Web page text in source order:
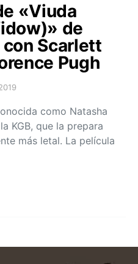
«Viuda
de
Scarlett
Pugh
como Natasha
KGB, que la prepara
más letal. La película